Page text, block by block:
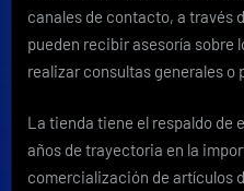
canales de contacto, a través
pueden recibir asesoría sobre
realizar consultas generales o
La tienda tiene el respaldo de
años de trayectoria en la
comercialización de artículos